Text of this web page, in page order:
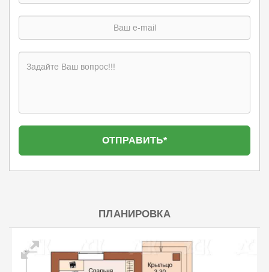
ПЛАНИРОВКА